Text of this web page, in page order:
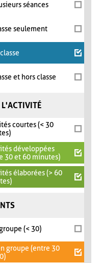
séances
seulement
et hors classe
L'ACTIVITÉ
courtes (< 30
développées
30 et 60 minutes)
élaborées (> 60
(< 30)
groupe (entre 30